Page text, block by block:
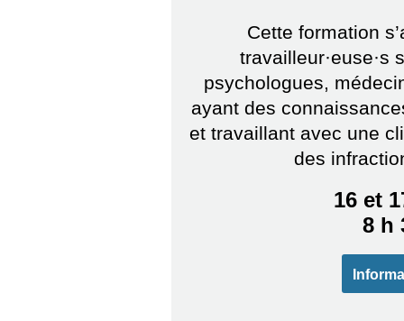
Cette formation
travailleur·euse·s
psychologues,
ayant des
et travaillant avec une
des
16 et
8 h